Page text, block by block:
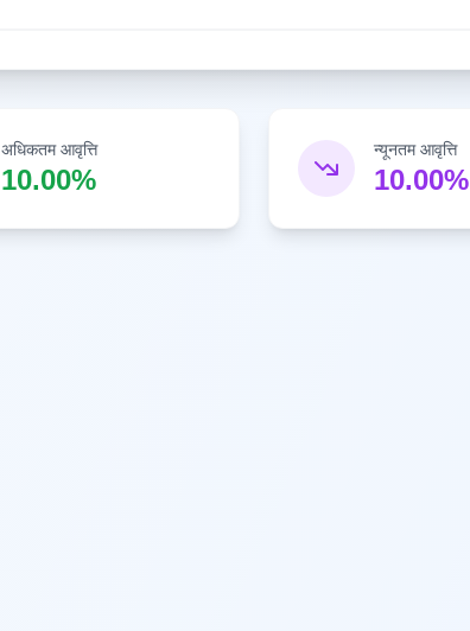
अधिकतम आवृत्ति
10.00%
न्यूनतम आवृत्ति
10.00%